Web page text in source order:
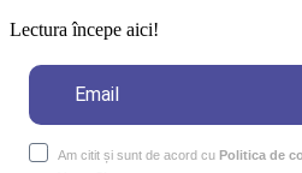
Lectura începe aici!
Am citit și sunt de acord cu Politica de